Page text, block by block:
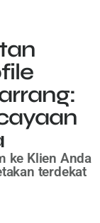
ke Klien Anda
terdekat